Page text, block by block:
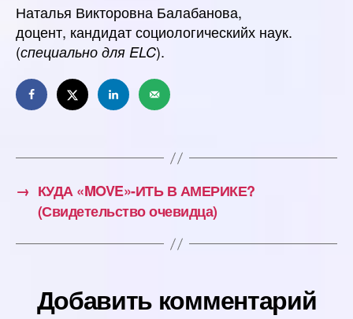
Наталья Викторовна Балабанова,
доцент, кандидат социологическийх наук.
(специально для ELC).
→ КУДА «MOVE»-ИТЬ В АМЕРИКЕ?
(Свидетельство очевидца)
Добавить комментарий